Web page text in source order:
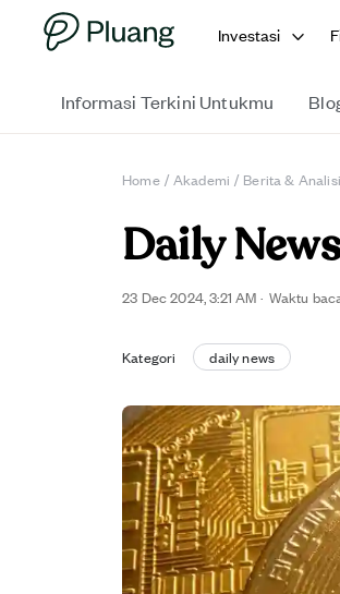
Investasi
Informasi Terkini Untukmu
Home / Akademi / Berita &
Daily
23 Dec 2024, 3:21 AM · Waktu
Kategori daily news